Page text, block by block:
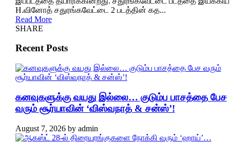
H.வினோத் சதுரங்கவேட்டை 2 படத்தின் கத...
Read More
SHARE
Recent Posts
கனவுகளுக்கு வயது இல்லை… குடும்ப பாசத்தை பேச
வரும் சூர்யாவின் ‘விஸ்வநாத் & சன்ஸ்’!
August 7, 2026by admin